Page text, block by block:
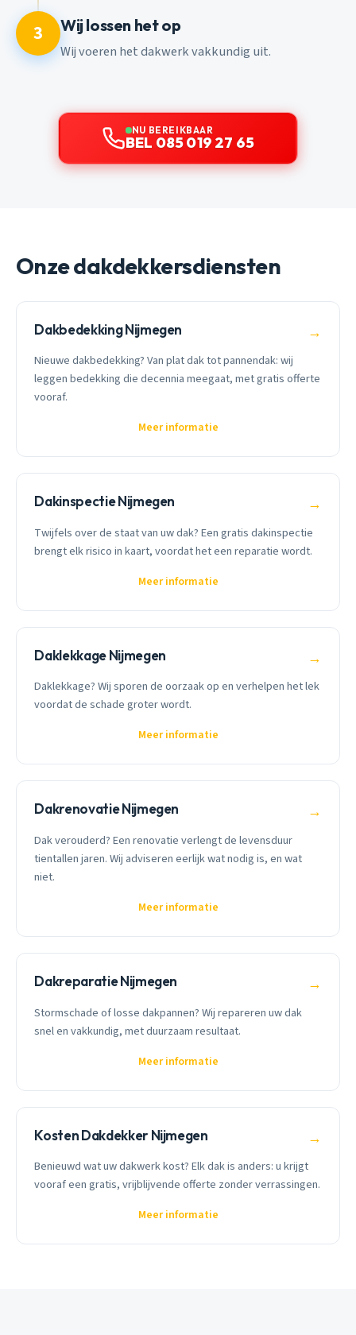
3 Wij lossen het op
Wij voeren het dakwerk vakkundig uit.
NU BEREIKBAAR
BEL 085 019 27 65
Onze dakdekkersdiensten
Dakbedekking Nijmegen →
Nieuwe dakbedekking? Van plat dak tot pannendak: wij
leggen bedekking die decennia meegaat, met gratis offerte
vooraf.
Meer informatie
Dakinspectie Nijmegen →
Twijfels over de staat van uw dak? Een gratis dakinspectie
brengt elk risico in kaart, voordat het een reparatie wordt.
Meer informatie
Daklekkage Nijmegen →
Daklekkage? Wij sporen de oorzaak op en verhelpen het lek
voordat de schade groter wordt.
Meer informatie
Dakrenovatie Nijmegen →
Dak verouderd? Een renovatie verlengt de levensduur
tientallen jaren. Wij adviseren eerlijk wat nodig is, en wat
niet.
Meer informatie
Dakreparatie Nijmegen →
Stormschade of losse dakpannen? Wij repareren uw dak
snel en vakkundig, met duurzaam resultaat.
Meer informatie
Kosten Dakdekker Nijmegen →
Benieuwd wat uw dakwerk kost? Elk dak is anders: u krijgt
vooraf een gratis, vrijblijvende offerte zonder verrassingen.
Meer informatie